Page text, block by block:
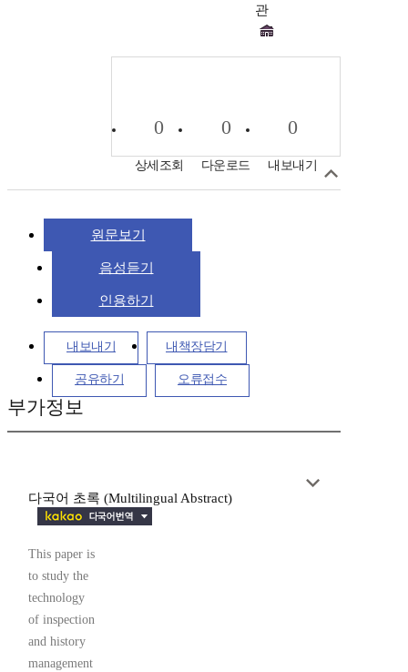
관
0
상세조회
0
다운로드
0
내보내기
원문보기
음성듣기
인용하기
내보내기 내책장담기
공유하기 오류접수
부가정보
다국어 초록 (Multilingual Abstract)
This paper is
to study the
technology
of inspection
and history
management